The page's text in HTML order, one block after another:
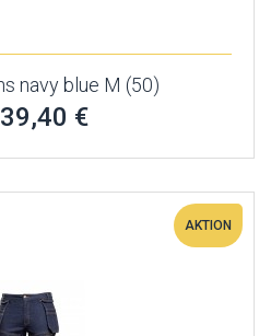
navy blue M (50)
€
AKTION